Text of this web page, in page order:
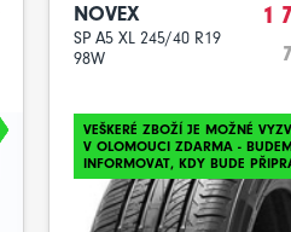
NOVEX
SP A5 XL 245/40 R19
98W
1
VEŠKERÉ ZBOŽÍ JE MOŽNÉ
V OLOMOUCI ZDARMA -
INFORMOVAT, KDY BUDE